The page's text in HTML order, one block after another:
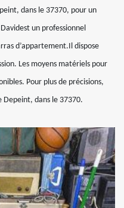
dans le 37370, pour un
un professionnel
d’appartement.Il dispose
Les moyens matériels pour
Pour plus de précisions,
Depeint, dans le 37370.